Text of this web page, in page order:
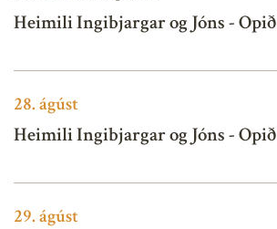
Heimili Ingibjargar og Jóns - Opið
28.ágúst
Heimili Ingibjargar og Jóns - Opið
29.ágúst